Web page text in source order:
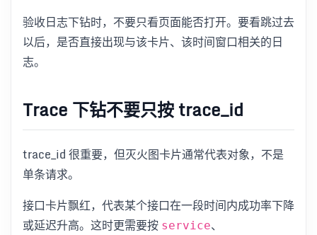
验收日志下钻时，不要只看页面能否打开。要看跳过去
以后，是否直接出现与该卡片、该时间窗口相关的日
志。
Trace 下钻不要只按 trace_id
trace_id 很重要，但灭火图卡片通常代表对象，不是
单条请求。
接口卡片飘红，代表某个接口在一段时间内成功率下降
或延迟升高。这时更需要按 service、